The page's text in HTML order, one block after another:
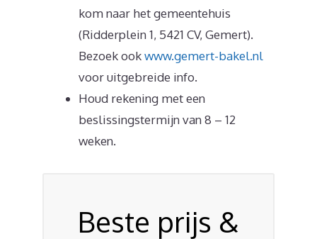
kom naar het gemeentehuis
(Ridderplein 1, 5421 CV, Gemert).
Bezoek ookwww.gemert-bakel.nl
voor uitgebreide info.
Houd rekening met een
beslissingstermijn van 8 – 12
weken.
Beste prijs &